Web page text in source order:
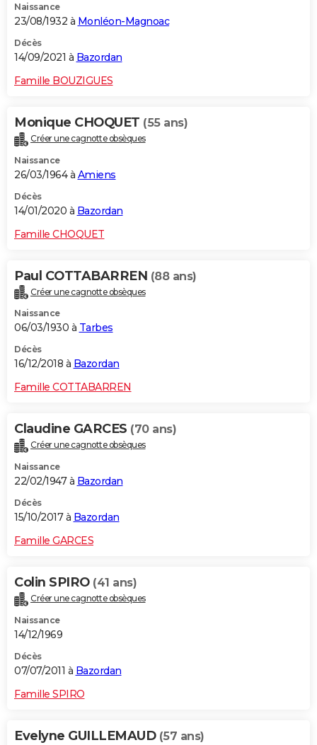
Naissance
23/08/1932 à Monléon-Magnoac
Décès
14/09/2021 à Bazordan
Famille BOUZIGUES
Monique CHOQUET (55 ans)
Créer une cagnotte obsèques
Naissance
26/03/1964 à Amiens
Décès
14/01/2020 à Bazordan
Famille CHOQUET
Paul COTTABARREN (88 ans)
Créer une cagnotte obsèques
Naissance
06/03/1930 à Tarbes
Décès
16/12/2018 à Bazordan
Famille COTTABARREN
Claudine GARCES (70 ans)
Créer une cagnotte obsèques
Naissance
22/02/1947 à Bazordan
Décès
15/10/2017 à Bazordan
Famille GARCES
Colin SPIRO (41 ans)
Créer une cagnotte obsèques
Naissance
14/12/1969
Décès
07/07/2011 à Bazordan
Famille SPIRO
Evelyne GUILLEMAUD (57 ans)